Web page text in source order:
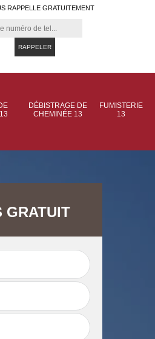
RAPPELLE GRATUITEMENT
DÉBISTRAGE DE
CHEMINÉE 13
FUMISTERIE
13
Ramonage de
cheminée 13
GRATUIT